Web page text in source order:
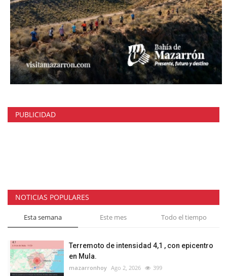
PUBLICIDAD
NOTICIAS POPULARES
Esta semana Este mes Todo el tiempo
Terremoto de intensidad 4,1 , con epicentro
en Mula.
mazarronhoy Ago 2, 2026 399